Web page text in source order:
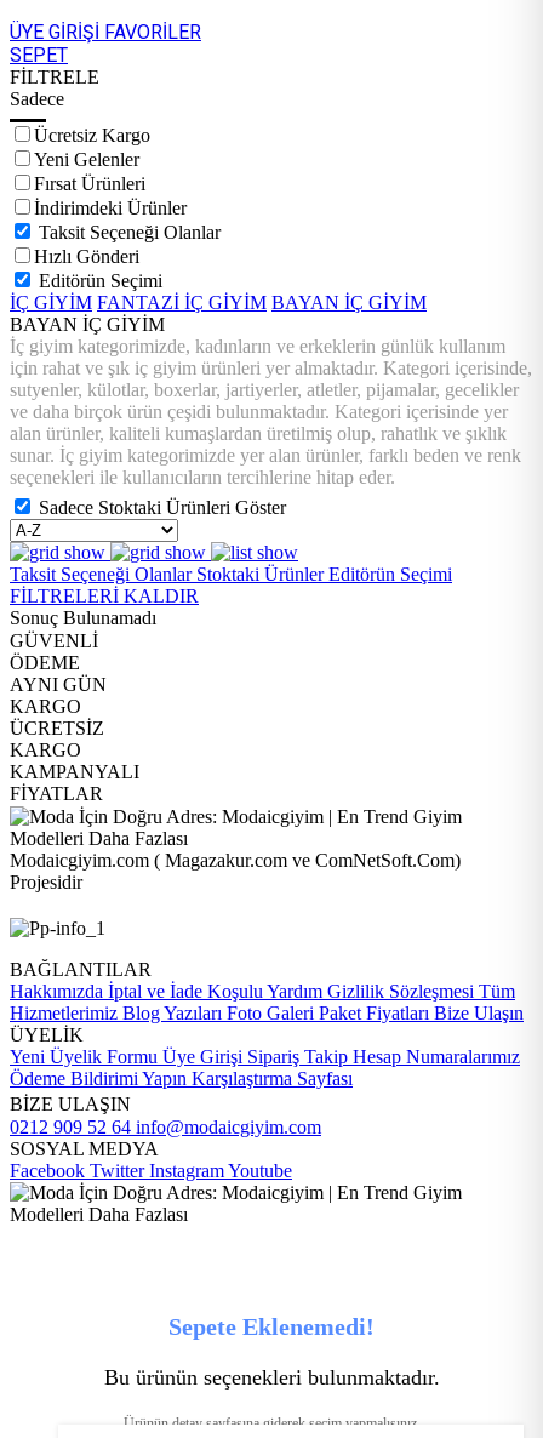
ÜYE GİRİŞİ FAVORİLER
SEPET
FİLTRELE
Sadece
Ücretsiz Kargo
Yeni Gelenler
Fırsat Ürünleri
İndirimdeki Ürünler
Taksit Seçeneği Olanlar
Hızlı Gönderi
Editörün Seçimi
İÇ GİYİM FANTAZİ İÇ GİYİM BAYAN İÇ GİYİM
BAYAN İÇ GİYİM
İç giyim kategorimizde, kadınların ve erkeklerin günlük kullanım
için rahat ve şık iç giyim ürünleri yer almaktadır. Kategori içerisinde,
sutyenler, külotlar, boxerlar, jartiyerler, atletler, pijamalar, gecelikler
ve daha birçok ürün çeşidi bulunmaktadır. Kategori içerisinde yer
alan ürünler, kaliteli kumaşlardan üretilmiş olup, rahatlık ve şıklık
sunar. İç giyim kategorimizde yer alan ürünler, farklı beden ve renk
seçenekleri ile kullanıcıların tercihlerine hitap eder.
Sadece Stoktaki Ürünleri Göster
Taksit Seçeneği Olanlar Stoktaki ÜrünlerEditörün Seçimi
FİLTRELERİ KALDIR
Sonuç Bulunamadı
GÜVENLİ
ÖDEME
AYNI GÜN
KARGO
ÜCRETSİZ
KARGO
KAMPANYALI
FİYATLAR
Modaicgiyim.com ( Magazakur.com ve ComNetSoft.Com)
Projesidir
BAĞLANTILAR
Hakkımızda İptal ve İade Koşulu Yardım Gizlilik Sözleşmesi Tüm
Hizmetlerimiz Blog Yazıları Foto Galeri Paket Fiyatları Bize Ulaşın
ÜYELİK
Yeni Üyelik Formu Üye Girişi Sipariş Takip Hesap Numaralarımız
Ödeme Bildirimi Yapın Karşılaştırma Sayfası
BİZE ULAŞIN
0212 909 52 64 info@modaicgiyim.com
SOSYAL MEDYA
Facebook TwitterInstagramYoutube
Sepete Eklenemedi!
Bu ürünün seçenekleri bulunmaktadır.
Ürünün detay sayfasına giderek seçim yapmalısınız.